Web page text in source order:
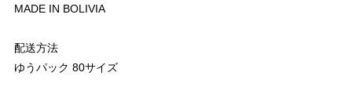
MADE IN BOLIVIA
配送方法
ゆうパック 80サイズ